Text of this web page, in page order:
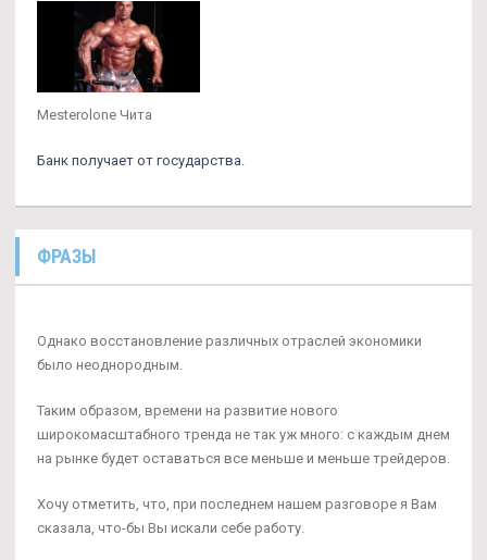
Mesterolone Чита
Банк получает от государства.
ФРАЗЫ
Однако восстановление различных отраслей экономики
было неоднородным.
Таким образом, времени на развитие нового
широкомасштабного тренда не так уж много: с каждым днем
на рынке будет оставаться все меньше и меньше трейдеров.
Хочу отметить, что, при последнем нашем разговоре я Вам
сказала, что-бы Вы искали себе работу.